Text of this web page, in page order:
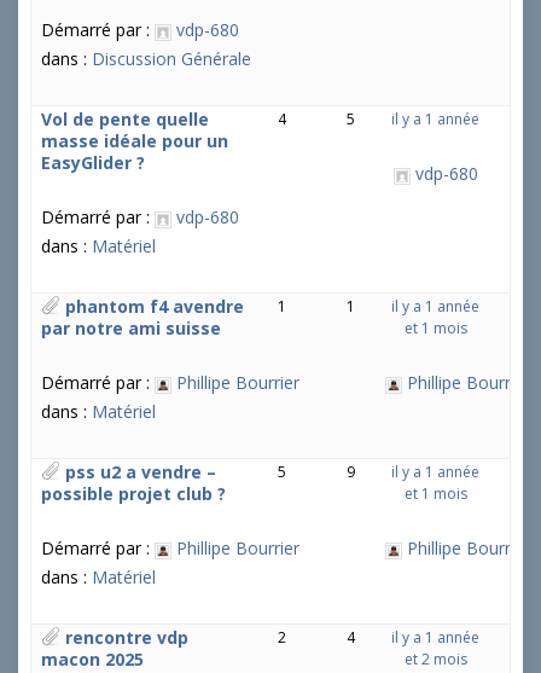
Démarré par :
vdp-680
dans : Discussion Générale
Vol de pente quelle
masse idéale pour un
EasyGlider ?
Démarré par :
vdp-680
dans : Matériel
4 5 il y a 1 année
vdp-680
phantom f4 avendre
par notre ami suisse
Démarré par :
Phillipe Bourrier
dans : Matériel
1 1
il y a 1 année
et 1 mois
Phillipe Bourrier
pss u2 a vendre –
possible projet club ?
Démarré par :
Phillipe Bourrier
dans : Matériel
5 9
il y a 1 année
et 1 mois
Phillipe Bourrier
rencontre vdp
macon 2025
2 4
il y a 1 année
et 2 mois